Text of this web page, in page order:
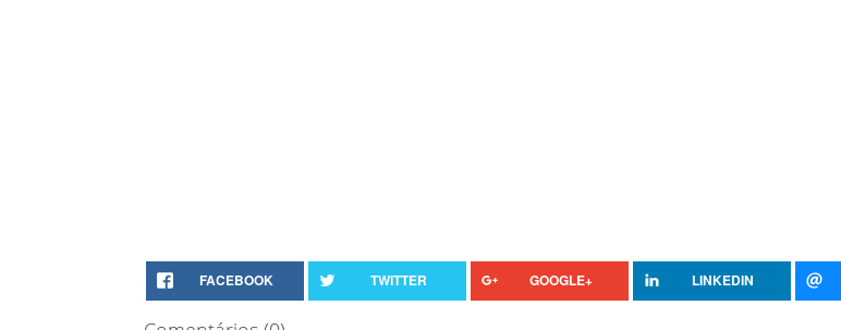
FACEBOOK TWITTER GOOGLE+ LINKEDIN